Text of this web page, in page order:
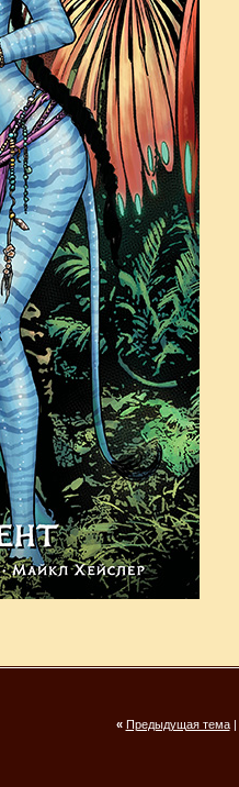
« Предыдущая тема|